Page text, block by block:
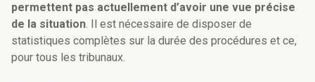
permettent pas actuellement d’avoir une vue précise
de la situation. Il est nécessaire de disposer de
statistiques complètes sur la durée des procédures et ce,
pour tous les tribunaux.